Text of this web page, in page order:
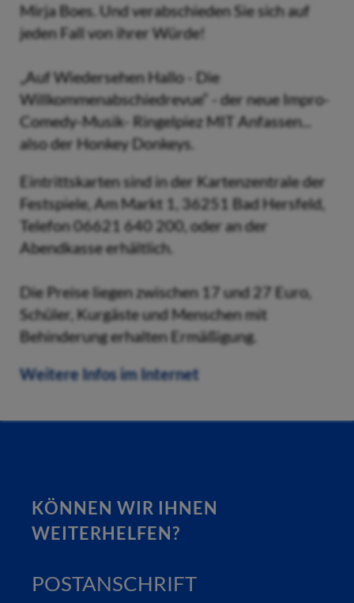
Mirja Boes. Und verabschieden Sie sich auf
jeden Fall von ihrer Würde!
„Auf Wiedersehen Hallo - Die
Willkommenabschiedrevue“ - der neue Impro-
Comedy-Musik- Ringelpiez MIT Anfassen...
also der Honkey Donkeys.
Eintrittskarten sind in der Kartenzentrale der
Festspiele, Am Markt 1, 36251 Bad Hersfeld,
Telefon 06621 640 200, oder an der
Abendkasse erhältlich.
Die Preise liegen zwischen 17 und 27 Euro,
Schüler, Kurgäste und Menschen mit
Behinderung erhalten Ermäßigung.
Weitere Infos im Internet
KÖNNEN WIR IHNEN
WEITERHELFEN?
POSTANSCHRIFT